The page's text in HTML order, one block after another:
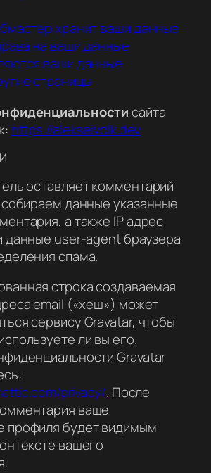
хранит ваши данные
на ваши данные
ваши данные
страницы
сайта
https://alekseivolk.dev
оставляет комментарий
данные указанные
а также IP адрес
данные user-agent браузера
спама.
строка создаваемая
email («хеш») может
сервису Gravatar, чтобы
ли вы его.
Gravatar
privacy/. После
ваше
профиля будет видимым
вашего